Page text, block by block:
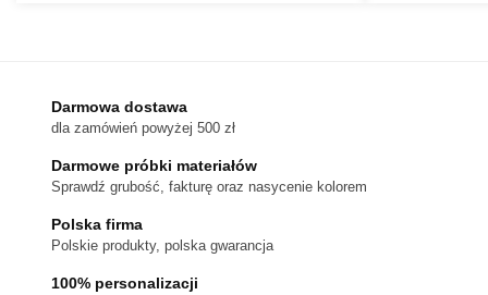
wybrać
stronie
produktu
Darmowa dostawa
dla zamówień powyżej 500 zł
Darmowe próbki materiałów
Sprawdź grubość, fakturę oraz nasycenie kolorem
Polska firma
Polskie produkty, polska gwarancja
100% personalizacji